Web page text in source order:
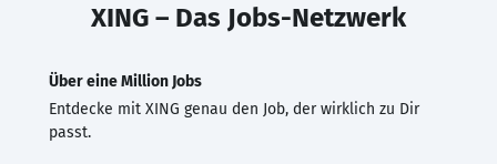
XING – Das Jobs-Netzwerk
Über eine Million Jobs
Entdecke mit XING genau den Job, der wirklich zu Dir
passt.